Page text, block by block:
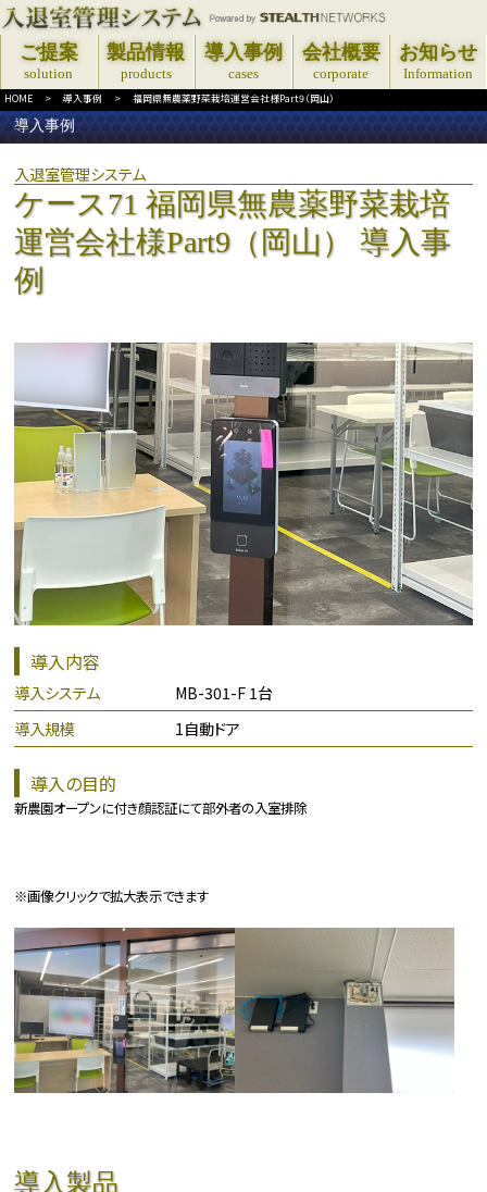
ご提案
solution
製品情報
products
導入事例
cases
会社概要
corporate
お知らせ
Information
HOME >導入事例 >福岡県無農薬野菜栽培運営会社様Part9（岡山）
導入事例
入退室管理システム
ケース71 福岡県無農薬野菜栽培
運営会社様Part9（岡山） 導入事
例
導入内容
導入システム
MB-301-F 1台
導入規模
1自動ドア
導入の目的
新農園オープンに付き顔認証にて部外者の入室排除
※画像クリックで拡大表示できます
導入製品